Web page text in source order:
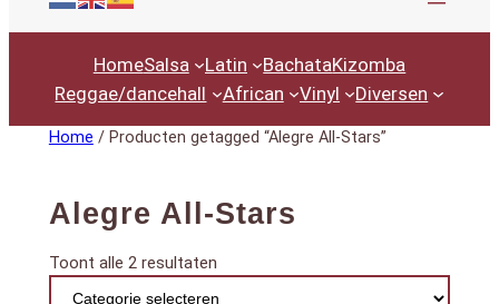
HomeSalsa Latin BachataKizomba
Reggae/dancehall
African Vinyl Diversen
Home / Producten getagged “Alegre All-Stars”
Alegre All-Stars
Toont alle 2 resultatenGesorteerd